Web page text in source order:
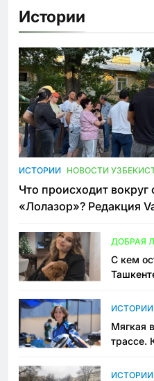
Истории
ИСТОРИИ НОВОСТИ
Что происходит вокруг
«Лолазор»? Редакция
ДОБРАЯ
С кем
ИСТОРИИ
Мягкая
трассе.
ИСТОРИИ